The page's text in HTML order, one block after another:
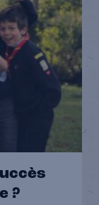
séjour et à
concret
?